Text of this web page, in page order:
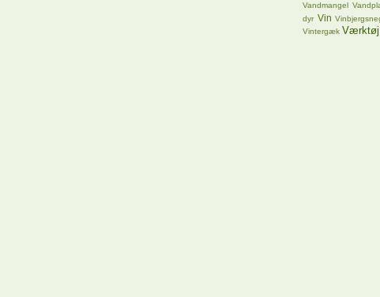
Vandmangel
dyr Vin
Vintergæk Værktøj